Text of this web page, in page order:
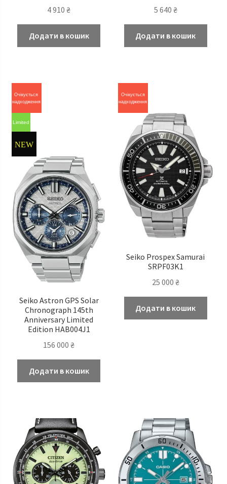
4 910₴
Додати в кошик
5 640 ₴
Додати в кошик
Очікується
надходження
Limited
NEW
Seiko Astron GPS Solar
Chronograph 145th
Anniversary Limited
Edition HAB004J1
156 000₴
Додати в кошик
Очікується
надходження
Seiko Prospex Samurai
SRPF03K1
25 000 ₴
Додати в кошик